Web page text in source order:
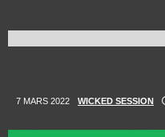
7 MARS 2022 WICKED SESSION